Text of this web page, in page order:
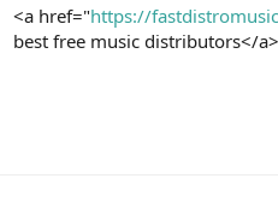
<a href="https://
best free music distributors</a>